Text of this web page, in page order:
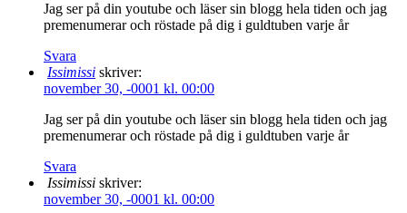
Jag ser på din youtube och läser sin blogg hela tiden och jag
premenumerar och röstade på dig i guldtuben varje år
Svara
Issimissi skriver:
november 30, -0001 kl. 00:00
Jag ser på din youtube och läser sin blogg hela tiden och jag
premenumerar och röstade på dig i guldtuben varje år
Svara
Issimissi skriver:
november 30, -0001 kl. 00:00